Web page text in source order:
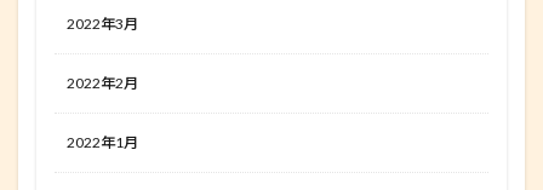
2022年3月
2022年2月
2022年1月